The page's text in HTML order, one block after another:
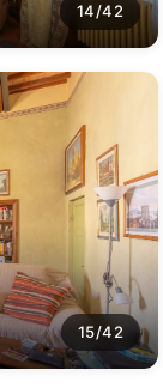
14/42
15/42